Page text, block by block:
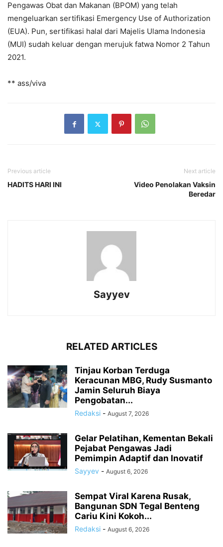
Pengawas Obat dan Makanan (BPOM) yang telah
mengeluarkan sertifikasi Emergency Use of Authorization
(EUA). Pun, sertifikasi halal dari Majelis Ulama Indonesia
(MUI) sudah keluar dengan merujuk fatwa Nomor 2 Tahun
2021.
** ass/viva
Previous article
HADITS HARI INI
Next article
Video Penolakan Vaksin
Beredar
Sayyev
RELATED ARTICLES
Tinjau Korban Terduga
Keracunan MBG, Rudy Susmanto
Jamin Seluruh Biaya
Pengobatan...
Redaksi - August 7, 2026
Gelar Pelatihan, Kementan Bekali
Pejabat Pengawas Jadi
Pemimpin Adaptif dan Inovatif
Sayyev - August 6, 2026
Sempat Viral Karena Rusak,
Bangunan SDN Tegal Benteng
Cariu Kini Kokoh...
Redaksi - August 6, 2026